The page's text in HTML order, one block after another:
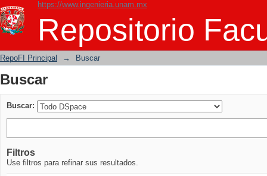
https://www.ingenieria.unam.mx
Repositorio
Buscar
RepoFI Principal → Buscar
Buscar
Buscar:
Filtros
Use filtros para refinar sus resultados.